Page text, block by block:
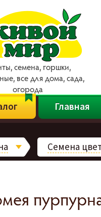
ceмeнa, гopшки,
вce для дoмa, caдa,
oгopoдa
Главная
Семена